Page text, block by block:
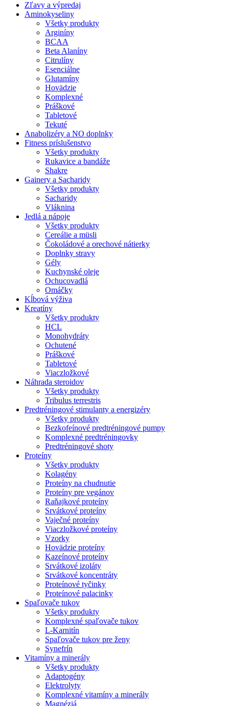
Zľavy a výpredaj
Aminokyseliny
Všetky produkty
Arginíny
BCAA
Beta Alaníny
Citrulíny
Esenciálne
Glutamíny
Hovädzie
Komplexné
Práškové
Tabletové
Tekuté
Anabolizéry a NO doplnky
Fitness príslušenstvo
Všetky produkty
Rukavice a bandáže
Shakre
Gainery a Sacharidy
Všetky produkty
Sacharidy
Vláknina
Jedlá a nápoje
Všetky produkty
Cereálie a müsli
Čokoládové a orechové nátierky
Doplnky stravy
Gély
Kuchynské oleje
Ochucovadlá
Omáčky
Kĺbová výživa
Kreatíny
Všetky produkty
HCL
Monohydráty
Ochutené
Práškové
Tabletové
Viaczložkové
Náhrada steroidov
Všetky produkty
Tribulus terrestris
Predtréningové stimulanty a energizéry
Všetky produkty
Bezkofeínové predtréningové pumpy
Komplexné predtréningovky
Predtréningové shoty
Proteíny
Všetky produkty
Kolagény
Proteíny na chudnutie
Proteíny pre vegánov
Raňajkové proteíny
Srvátkové proteíny
Vaječné proteíny
Viaczložkové proteíny
Vzorky
Hovädzie proteíny
Kazeínové proteíny
Srvátkové izoláty
Srvátkové koncentráty
Proteínové tyčinky
Proteínové palacinky
Spaľovače tukov
Všetky produkty
Komplexné spaľovače tukov
L-Karnitín
Spaľovače tukov pre ženy
Synefrín
Vitamíny a minerály
Všetky produkty
Adaptogény
Elektrolyty
Komplexné vitamíny a minerály
Magnéziá